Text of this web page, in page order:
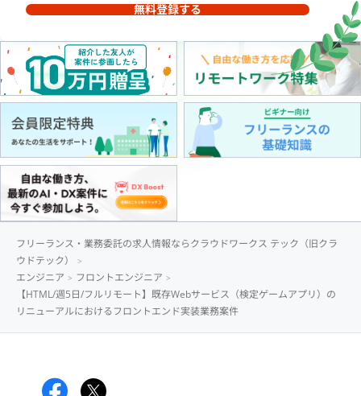
無料登録する
フリーランス・業務委託の求人情報ならクラウドワークス テック（旧クラ
ウドテック）
エンジニア
フロントエンジニア
【HTML/週5日/フルリモート】既存Webサービス（検定ゲームアプリ）の
リニューアルにおけるフロントエンド実装業務案件